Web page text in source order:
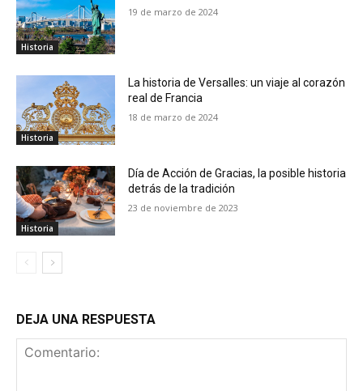
Historia
19 de marzo de 2024
Historia
La historia de Versalles: un viaje al corazón
real de Francia
18 de marzo de 2024
Historia
Día de Acción de Gracias, la posible historia
detrás de la tradición
23 de noviembre de 2023
DEJA UNA RESPUESTA